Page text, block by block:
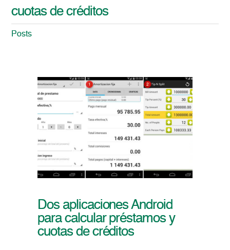
cuotas de créditos
Posts
Dos aplicaciones Android
para calcular préstamos y
cuotas de créditos